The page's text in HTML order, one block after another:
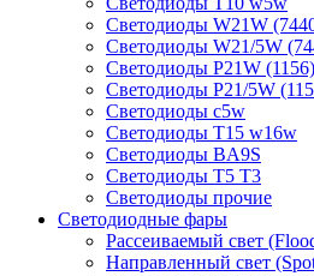
Светодиоды W21W
Светодиоды W21/5W
Светодиоды P21W (1156)
Светодиоды P21/5W
Светодиоды c5w
Светодиоды T15 w16w
Светодиоды BA9S
Светодиоды T5 T3
Светодиоды прочие
Светодиодные фары
Рассеиваемый свет
Направленный свет